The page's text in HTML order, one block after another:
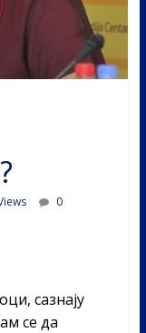
0
сазнају
се да